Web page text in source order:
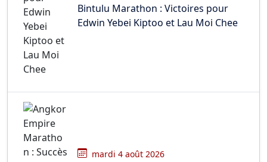
Bintulu Marathon : Victoires pour
Edwin Yebei Kiptoo et Lau Moi Chee
mardi 4 août 2026